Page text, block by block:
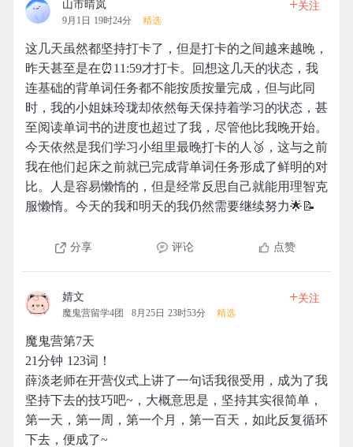
山市晴岚
9月1日 19时24分 精选
+关注
这几天虽然都坚持打卡了，但是打卡的之间越来越晚，
昨天甚至是在⏰11:59才打卡。回想这几天的状态，我
连基础的背单词任务都不能按质按量完成，但与此同
时，我的小姐妹玲珑却依然每天保持着学习的状态，甚
至阅读单词书的进度也超过了我，尽管他比我晚开始。
今天依然是我们学习小组里最晚打卡的人🥉，这与之前
我在他们起床之前就已完成背单词任务形成了鲜明的对
比。人是容易懒惰的，但是经常反思自己就能用理智克
服懒惰。今天的我和明天的我仍然需要继续努力🌟📝
分享 评论 点赞
婧文
魔鬼营留学4团 8月25日 23时53分 精选
+关注
魔鬼营第7天
21分钟 123词！
薛淡老师在开营仪式上讲了一句话我很受用，成为了我
坚持下去的技巧吧~，大概意思是，坚持其实很简单，
第一天，第一周，第一个月，第一百天，如此反复循环
下去，便成了~